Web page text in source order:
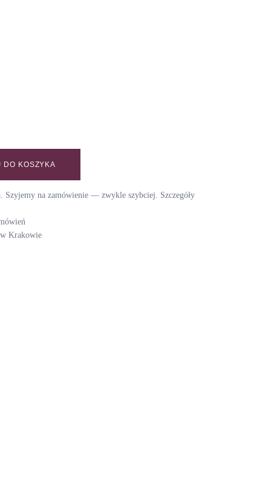
/ MILK CHOCOLATE quantity
DO KOSZYKA
Szyjemy na zamówienie — zwykle szybciej. Szczegóły
Krakowie